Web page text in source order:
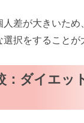
差が大きいため
択をすることが
：ダイエッ